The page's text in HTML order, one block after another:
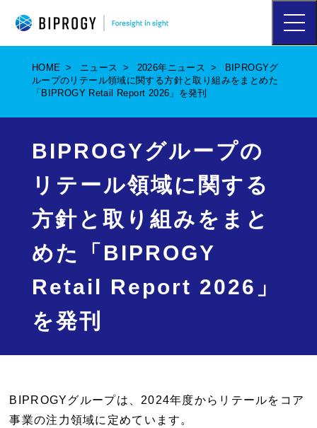
ハ
ン
ニ
HOME ニュース 2026年ニュース
BIPROGYグ
ループのリテール領域に関する方針と取り組みをまとめた
「BIPROGY Retail Report 2026」を発刊
BIPROGYグループの
リテール領域に関する
方針と取り組みをまと
めた「BIPROGY
Retail Report 2026」
を発刊
BIPROGYグループは、2024年度からリテールをコア
事業の注力領域に定めています。